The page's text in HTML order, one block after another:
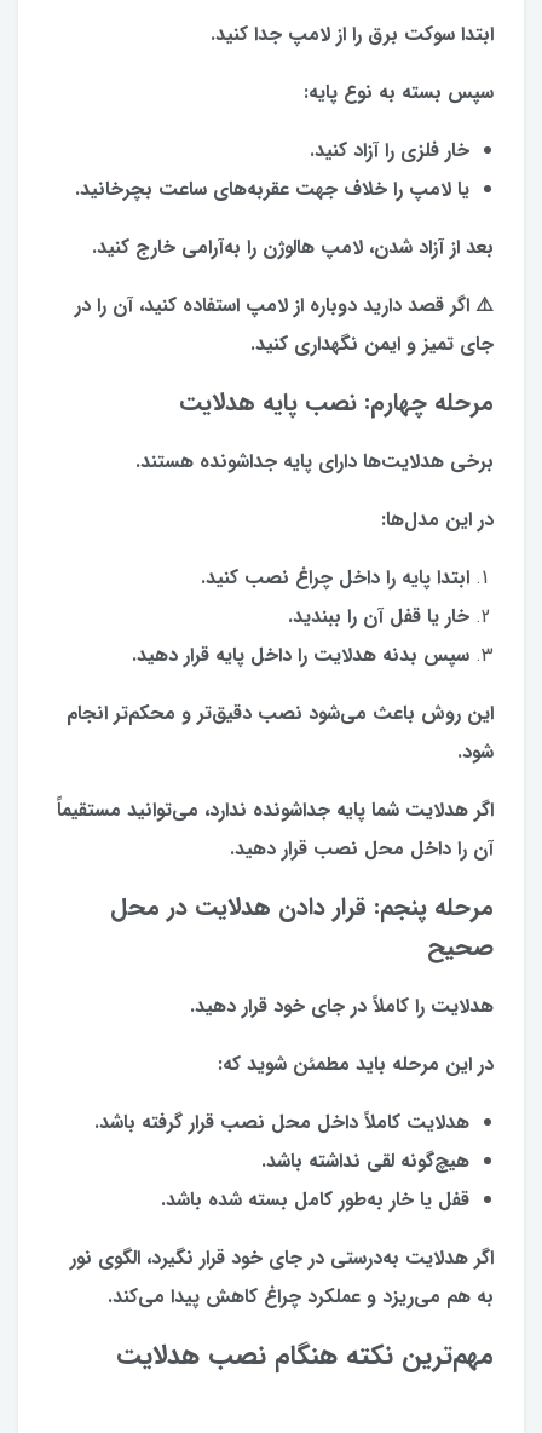
ابتدا سوکت برق را از لامپ جدا کنید.
سپس بسته به نوع پایه:
خار فلزی را آزاد کنید.
یا لامپ را خلاف جهت عقربه‌های ساعت بچرخانید.
بعد از آزاد شدن، لامپ هالوژن را به‌آرامی خارج کنید.
⚠️ اگر قصد دارید دوباره از لامپ استفاده کنید، آن را در
جای تمیز و ایمن نگهداری کنید.
مرحله چهارم: نصب پایه هدلایت
برخی هدلایت‌ها دارای پایه جداشونده هستند.
در این مدل‌ها:
ابتدا پایه را داخل چراغ نصب کنید.
خار یا قفل آن را ببندید.
سپس بدنه هدلایت را داخل پایه قرار دهید.
این روش باعث می‌شود نصب دقیق‌تر و محکم‌تر انجام
شود.
اگر هدلایت شما پایه جداشونده ندارد، می‌توانید مستقیماً
آن را داخل محل نصب قرار دهید.
مرحله پنجم: قرار دادن هدلایت در محل
صحیح
هدلایت را کاملاً در جای خود قرار دهید.
در این مرحله باید مطمئن شوید که:
هدلایت کاملاً داخل محل نصب قرار گرفته باشد.
هیچ‌گونه لقی نداشته باشد.
قفل یا خار به‌طور کامل بسته شده باشد.
اگر هدلایت به‌درستی در جای خود قرار نگیرد، الگوی نور
به هم می‌ریزد و عملکرد چراغ کاهش پیدا می‌کند.
مهم‌ترین نکته هنگام نصب هدلایت